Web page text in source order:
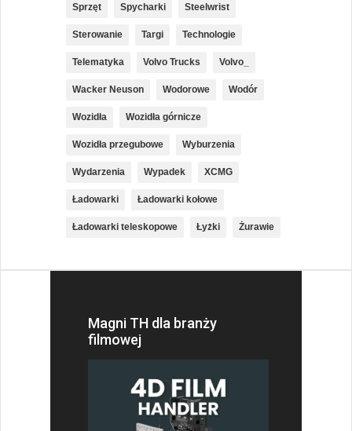
Sprzęt Spycharki Steelwrist
Sterowanie Targi Technologie
Telematyka Volvo Trucks Volvo_
Wacker Neuson Wodorowe Wodór
Wozidła Wozidła górnicze
Wozidła przegubowe Wyburzenia
Wydarzenia Wypadek XCMG
Ładowarki Ładowarki kołowe
Ładowarki teleskopowe Łyżki Żurawie
Magni TH dla branży
filmowej